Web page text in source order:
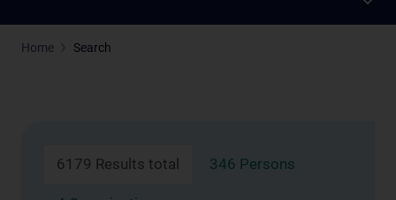
Home Search
6179 Results total 346 Persons